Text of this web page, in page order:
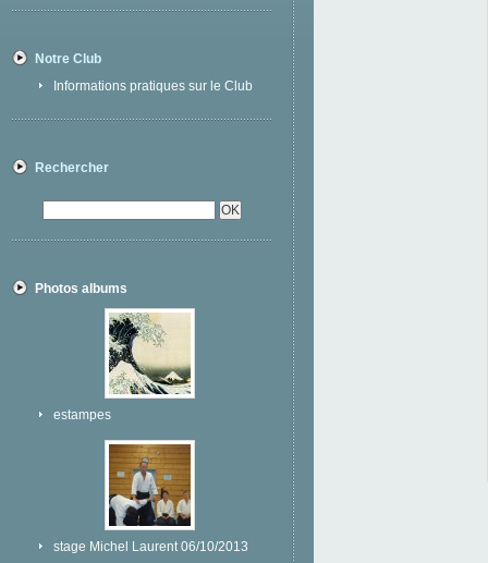
Notre Club
Informations pratiques sur le Club
Rechercher
Photos albums
estampes
stage Michel Laurent 06/10/2013